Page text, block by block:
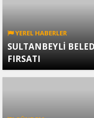
YEREL HABERLER
SULTANBEYLİ
FIRSATI